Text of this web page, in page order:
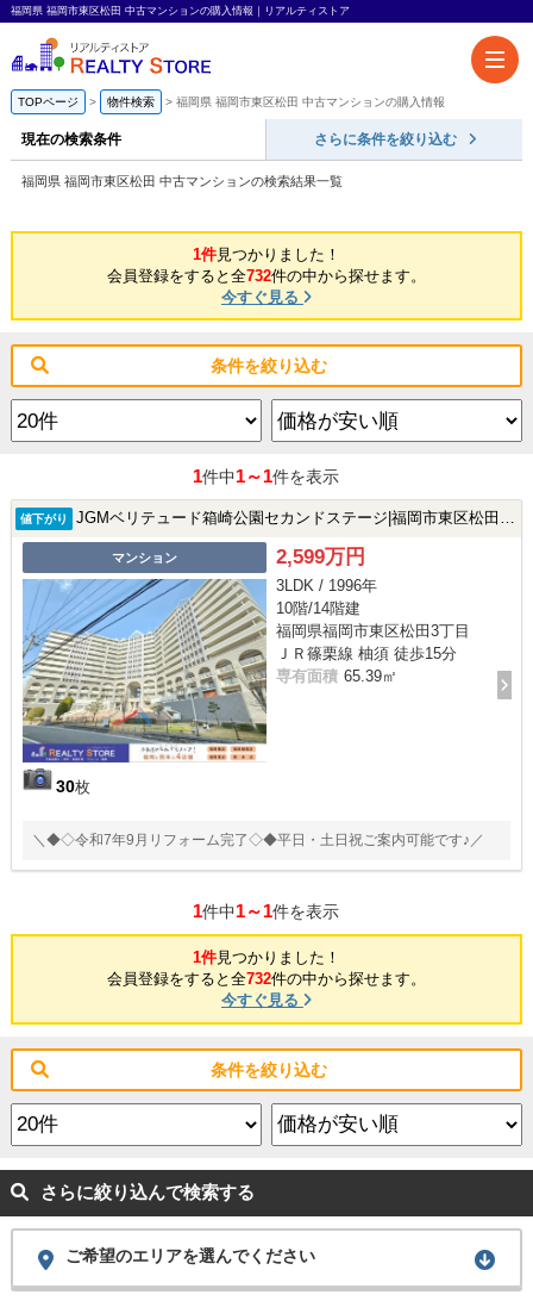
福岡県 福岡市東区松田 中古マンションの購入情報｜リアルティストア
TOPページ 物件検索 福岡県 福岡市東区松田 中古マンションの購入情報
現在の検索条件 さらに条件を絞り込む
福岡県 福岡市東区松田 中古マンションの検索結果一覧
1件見つかりました！
会員登録をすると全732件の中から探せます。
今すぐ見る
条件を絞り込む
1件中1～1件を表示
値下がり JGMベリテュード箱崎公園セカンドステージ|福岡市東区松田3丁目の中古マンション
マンション
30枚
2,599万円
3LDK / 1996年
10階/14階建
福岡県福岡市東区松田3丁目
ＪＲ篠栗線 柚須 徒歩15分
専有面積 65.39㎡
＼◆◇令和7年9月リフォーム完了◇◆平日・土日祝ご案内可能です♪／
1件中1～1件を表示
1件見つかりました！
会員登録をすると全732件の中から探せます。
今すぐ見る
条件を絞り込む
さらに絞り込んで検索する
ご希望のエリアを選んでください